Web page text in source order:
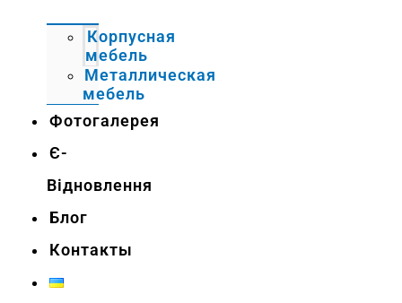
Корпусная
мебель
Металлическая
мебель
Фотогалерея
Є-
Відновлення
Блог
Контакты